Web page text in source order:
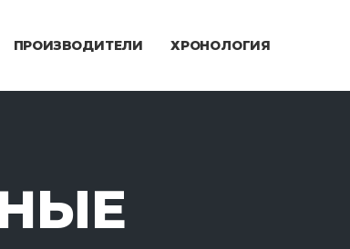
ПРОИЗВОДИТЕЛИ ХРОНОЛОГИЯ